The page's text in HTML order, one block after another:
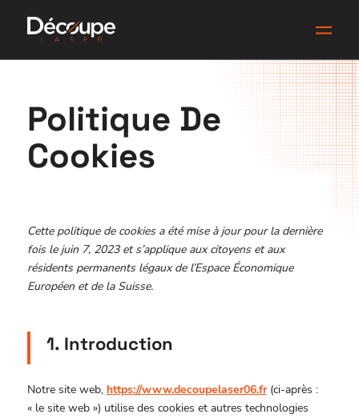
Politique De
Cookies
Cette politique de cookies a été mise à jour pour la dernière
fois le juin 7, 2023 et s’applique aux citoyens et aux
résidents permanents légaux de l’Espace Économique
Européen et de la Suisse.
1. Introduction
Notre site web, https://www.decoupelaser06.fr(ci-après :
« le site web ») utilise des cookies et autres technologies